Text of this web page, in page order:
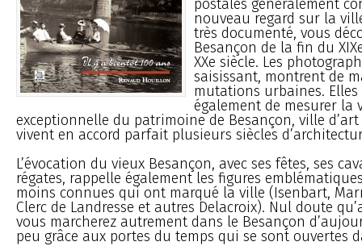
postales généralement
nouveau regard sur la
très documenté, vous
Besançon de la fin du
XXe siècle. Les
saisissant, montrent de
mutations urbaines.
également de mesurer la
exceptionnelle du patrimoine de Besançon, ville
vivent en accord parfait plusieurs siècles
L’évocation du vieux Besançon, avec ses fêtes, ses
régates, rappelle également les figures
moins connues qui ont marqué la ville (Isenbart,
Clerc de Landresse et autres Delacroix). Nul doute
vous marcherez autrement dans le Besançon
peu grâce aux portes du temps qui se sont ouvertes